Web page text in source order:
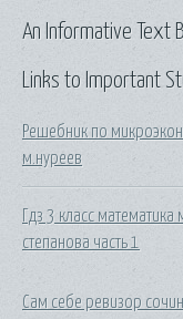
Links to Important
Решебник по
м.нуреев
Гдз 3 класс
степанова часть 1
Сам себе ревизор
An Informative Text